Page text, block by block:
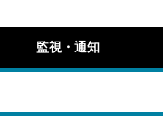
監視・通知